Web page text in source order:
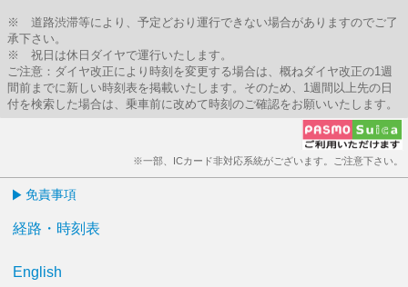
※ 道路渋滞等により、予定どおり運行できない場合がありますのでご了
承下さい。
※ 祝日は休日ダイヤで運行いたします。
ご注意：ダイヤ改正により時刻を変更する場合は、概ねダイヤ改正の1週
間前までに新しい時刻表を掲載いたします。そのため、1週間以上先の日
付を検索した場合は、乗車前に改めて時刻のご確認をお願いいたします。
※一部、ICカード非対応系統がございます。ご注意下さい。
免責事項
経路・時刻表
English